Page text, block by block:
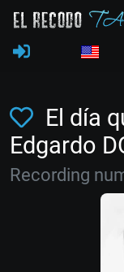
El día
Edgardo
Recording